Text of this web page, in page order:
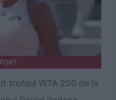
trofeul WTA 250 de la